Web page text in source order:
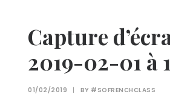
Capture
2019-02-01 à
01/02/2019 | BY #SOFRENCHCLASS